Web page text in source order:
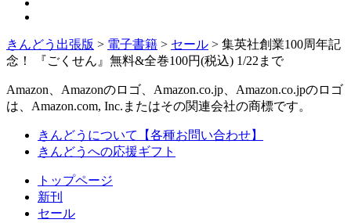
きんどう出張版 > 電子書籍 > セール > 集英社創業100周年記
念！ 『ごくせん』無料&全巻100円(税込) 1/22まで
Amazon、Amazonのロゴ、Amazon.co.jp、Amazon.co.jpのロゴ
は、Amazon.com, Inc.またはその関連会社の商標です。
きんどうについて【各種お問い合わせ】
きんどうへの応援ギフト
トップページ
新刊
セール